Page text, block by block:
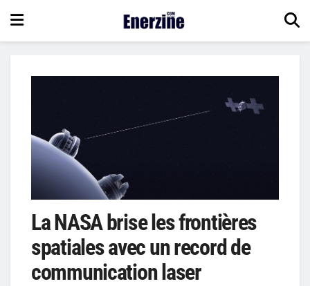
La NASA brise les frontières
spatiales avec un record de
communication laser